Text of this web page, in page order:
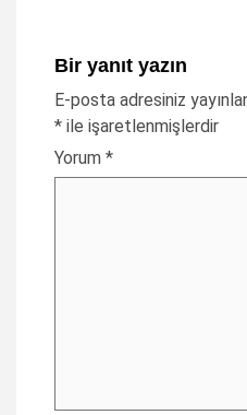
Bir yanıt yazın
E-posta adresiniz
* ile işaretlenmişlerdir
Yorum *